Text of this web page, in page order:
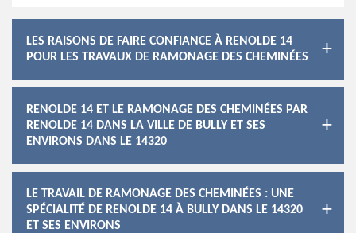
LES RAISONS DE FAIRE CONFIANCE À RENOLDE 14
POUR LES TRAVAUX DE RAMONAGE DES CHEMINÉES
RENOLDE 14 ET LE RAMONAGE DES CHEMINÉES PAR
RENOLDE 14 DANS LA VILLE DE BULLY ET SES
ENVIRONS DANS LE 14320
LE TRAVAIL DE RAMONAGE DES CHEMINÉES : UNE
SPÉCIALITÉ DE RENOLDE 14 À BULLY DANS LE 14320
ET SES ENVIRONS